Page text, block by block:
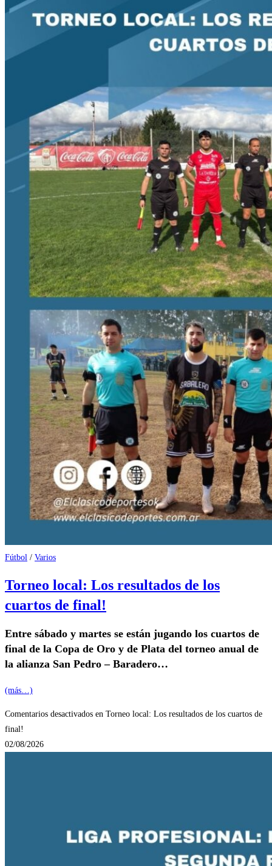
Fútbol / Varios
Torneo local: Los resultados de los
cuartos de final!
Entre sábado y martes se están jugando los cuartos de
final de la Copa de Oro y de Plata del torneo anual de
la alianza San Pedro – Baradero…
(más…)
Comentarios desactivados en Torneo local: Los resultados de los cuartos de
final!
02/08/2026